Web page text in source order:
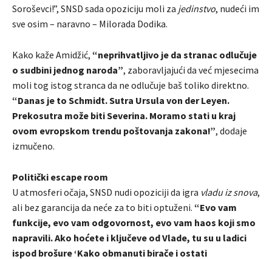
Soroševci!”, SNSD sada opoziciju moli za jedinstvo, nudeći im
sve osim – naravno – Milorada Dodika.
Kako kaže Amidžić, “neprihvatljivo je da stranac odlučuje
o sudbini jednog naroda”, zaboravljajući da već mjesecima
moli tog istog stranca da ne odlučuje baš toliko direktno.
“Danas je to Schmidt. Sutra Ursula von der Leyen.
Prekosutra može biti Severina. Moramo stati u kraj
ovom evropskom trendu poštovanja zakona!”, dodaje
izmučeno.
Politički escape room
U atmosferi očaja, SNSD nudi opoziciji da igra vladu iz snova,
ali bez garancija da neće za to biti optuženi. “Evo vam
funkcije, evo vam odgovornost, evo vam haos koji smo
napravili. Ako hoćete i ključeve od Vlade, tu su u ladici
ispod brošure ‘Kako obmanuti birače i ostati